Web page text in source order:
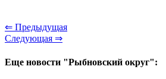
⇐ Предыдущая
Следующая ⇒
Еще новости "Рыбновский округ":